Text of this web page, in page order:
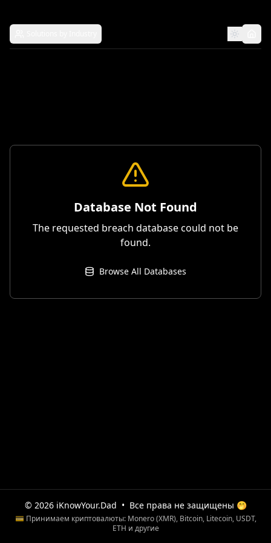
Database Not Found
The requested breach database could not be
found.
Browse All Databases
© 2026 iKnowYour.Dad • Все права не защищены 🤭
💳 Принимаем криптовалюты: Monero (XMR), Bitcoin, Litecoin, USDT,
ETH и другие